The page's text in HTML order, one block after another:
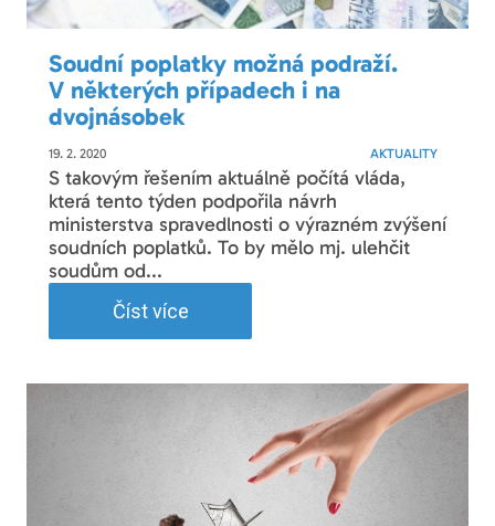
Soudní poplatky možná podraží.
V některých případech i na
dvojnásobek
19. 2. 2020 AKTUALITY
S takovým řešením aktuálně počítá vláda,
která tento týden podpořila návrh
ministerstva spravedlnosti o výrazném zvýšení
soudních poplatků. To by mělo mj. ulehčit
soudům od...
Číst více